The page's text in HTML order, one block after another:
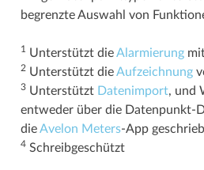
begrenzte Auswahl von
1 Unterstützt dieAlarmierungmit
2Unterstützt dieAufzeichnung
3Unterstützt Datenimport, und
entweder über die Datenpunkt-
dieAvelon Meters-App
4Schreibgeschützt